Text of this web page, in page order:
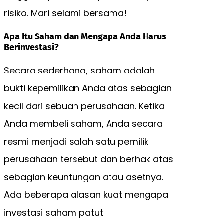
risiko. Mari selami bersama!
Apa Itu Saham dan Mengapa Anda Harus
Berinvestasi?
Secara sederhana, saham adalah
bukti kepemilikan Anda atas sebagian
kecil dari sebuah perusahaan. Ketika
Anda membeli saham, Anda secara
resmi menjadi salah satu pemilik
perusahaan tersebut dan berhak atas
sebagian keuntungan atau asetnya.
Ada beberapa alasan kuat mengapa
investasi saham patut